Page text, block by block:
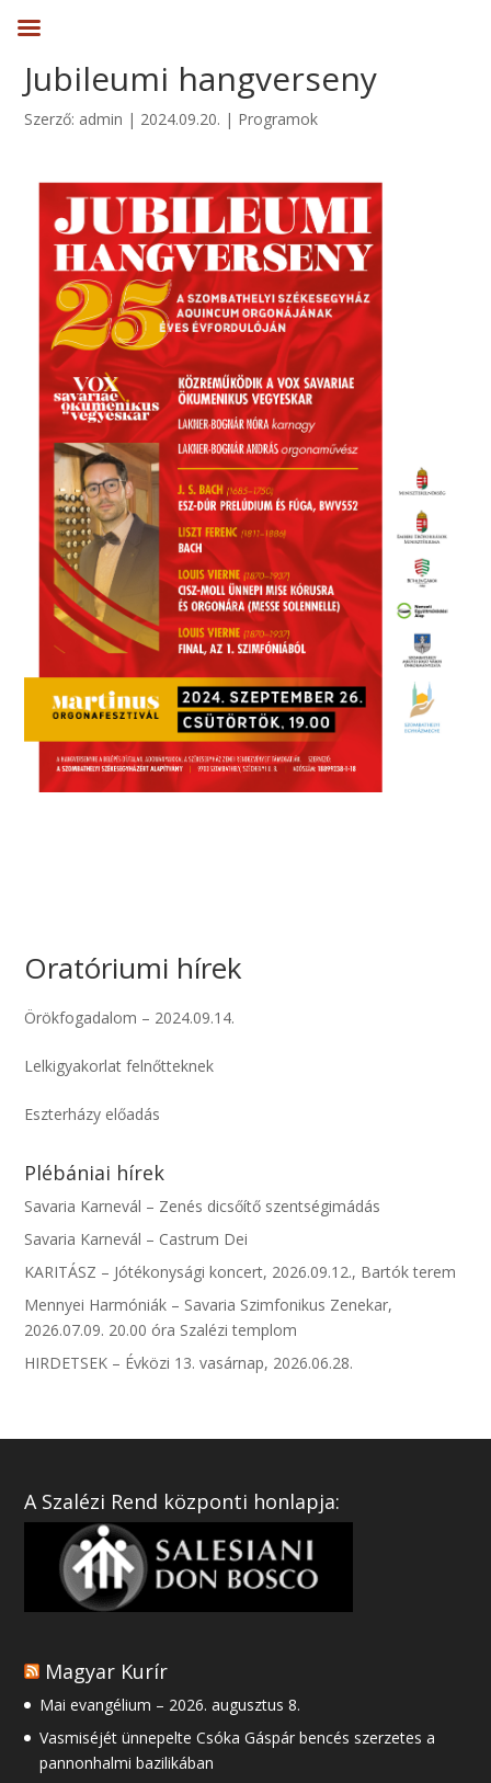
Jubileumi hangverseny
Szerző: admin | 2024.09.20. | Programok
Oratóriumi hírek
Örökfogadalom – 2024.09.14.
Lelkigyakorlat felnőtteknek
Eszterházy előadás
Plébániai hírek
Savaria Karnevál – Zenés dicsőítő szentségimádás
Savaria Karnevál – Castrum Dei
KARITÁSZ – Jótékonysági koncert, 2026.09.12., Bartók terem
Mennyei Harmóniák – Savaria Szimfonikus Zenekar,
2026.07.09. 20.00 óra Szalézi templom
HIRDETSEK – Évközi 13. vasárnap, 2026.06.28.
A Szalézi Rend központi honlapja:
Magyar Kurír
Mai evangélium – 2026. augusztus 8.
Vasmiséjét ünnepelte Csóka Gáspár bencés szerzetes a
pannonhalmi bazilikában